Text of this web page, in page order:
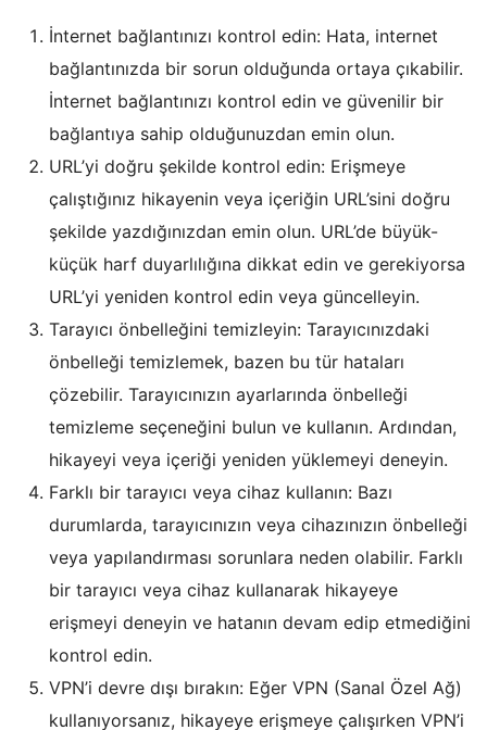
İnternet bağlantınızı kontrol edin: Hata, internet
bağlantınızda bir sorun olduğunda ortaya çıkabilir.
İnternet bağlantınızı kontrol edin ve güvenilir bir
bağlantıya sahip olduğunuzdan emin olun.
URL’yi doğru şekilde kontrol edin: Erişmeye
çalıştığınız hikayenin veya içeriğin URL’sini doğru
şekilde yazdığınızdan emin olun. URL’de büyük-
küçük harf duyarlılığına dikkat edin ve gerekiyorsa
URL’yi yeniden kontrol edin veya güncelleyin.
Tarayıcı önbelleğini temizleyin: Tarayıcınızdaki
önbelleği temizlemek, bazen bu tür hataları
çözebilir. Tarayıcınızın ayarlarında önbelleği
temizleme seçeneğini bulun ve kullanın. Ardından,
hikayeyi veya içeriği yeniden yüklemeyi deneyin.
Farklı bir tarayıcı veya cihaz kullanın: Bazı
durumlarda, tarayıcınızın veya cihazınızın önbelleği
veya yapılandırması sorunlara neden olabilir. Farklı
bir tarayıcı veya cihaz kullanarak hikayeye
erişmeyi deneyin ve hatanın devam edip etmediğini
kontrol edin.
VPN’i devre dışı bırakın: Eğer VPN (Sanal Özel Ağ)
kullanıyorsanız, hikayeye erişmeye çalışırken VPN’i